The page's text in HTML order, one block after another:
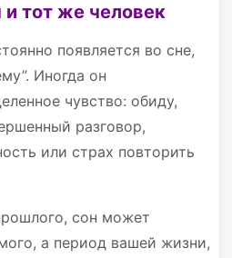
и тот же человек
появляется во сне,
Иногда он
чувство: обиду,
разговор,
или страх повторить
сон может
а период вашей жизни,